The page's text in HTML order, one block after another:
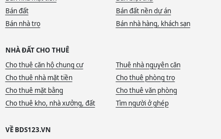
Bán đất
Bán đất nền dự án
Bán nhà trọ
Bán nhà hàng, khách sạn
NHÀ ĐẤT CHO THUÊ
Cho thuê căn hộ chung cư
Thuê nhà nguyên căn
Cho thuê nhà mặt tiền
Cho thuê phòng trọ
Cho thuê mặt bằng
Cho thuê văn phòng
Cho thuê kho, nhà xưởng, đất
Tìm người ở ghép
VỀ BDS123.VN